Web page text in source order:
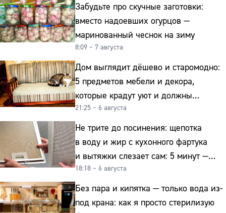
Забудьте про скучные заготовки:
вместо надоевших огурцов —
маринованный чеснок на зиму
8:09 – 7 августа
Дом выглядит дёшево и старомодно:
5 предметов мебели и декора,
которые крадут уют и должны
отправиться на свалку прямо сейчас
21:25 – 6 августа
Не трите до посинения: щепотка
в воду и жир с кухонного фартука
и вытяжки слезает сам: 5 минут —
и сверкает как новая
18:18 – 6 августа
Без пара и кипятка — только вода из-
под крана: как я просто стерилизую